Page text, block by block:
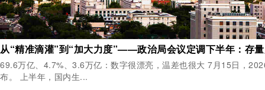
69.6万亿、4.7%、3.6万亿：数字很漂亮，温差也很大 7月15日，2026年中国经济半年报公
布。 上半年，国内生...